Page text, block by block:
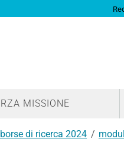
MISSIONE
di ricerca 2024